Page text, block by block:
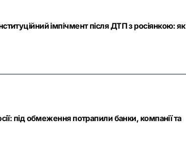
імпічмент після ДТП з росіянкою: як
під обмеження потрапили банки, компанії та